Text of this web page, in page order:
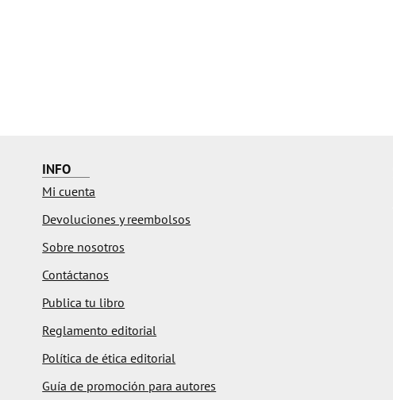
INFO
Mi cuenta
Devoluciones y reembolsos
Sobre nosotros
Contáctanos
Publica tu libro
Reglamento editorial
Política de ética editorial
Guía de promoción para autores